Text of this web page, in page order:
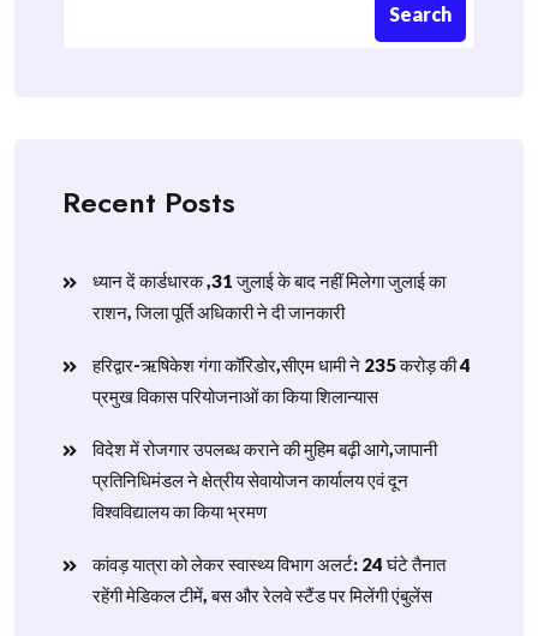
Search
Recent Posts
ध्यान दें कार्डधारक ,31 जुलाई के बाद नहीं मिलेगा जुलाई का
राशन, जिला पूर्ति अधिकारी ने दी जानकारी
हरिद्वार-ऋषिकेश गंगा कॉरिडोर,सीएम धामी ने 235 करोड़ की 4
प्रमुख विकास परियोजनाओं का किया शिलान्यास
विदेश में रोजगार उपलब्ध कराने की मुहिम बढ़ी आगे,जापानी
प्रतिनिधिमंडल ने क्षेत्रीय सेवायोजन कार्यालय एवं दून
विश्वविद्यालय का किया भ्रमण
​कांवड़ यात्रा को लेकर स्वास्थ्य विभाग अलर्ट: 24 घंटे तैनात
रहेंगी मेडिकल टीमें, बस और रेलवे स्टैंड पर मिलेंगी एंबुलेंस